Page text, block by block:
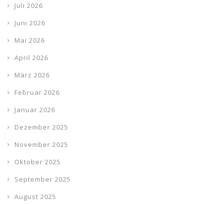
Juli 2026
Juni 2026
Mai 2026
April 2026
März 2026
Februar 2026
Januar 2026
Dezember 2025
November 2025
Oktober 2025
September 2025
August 2025